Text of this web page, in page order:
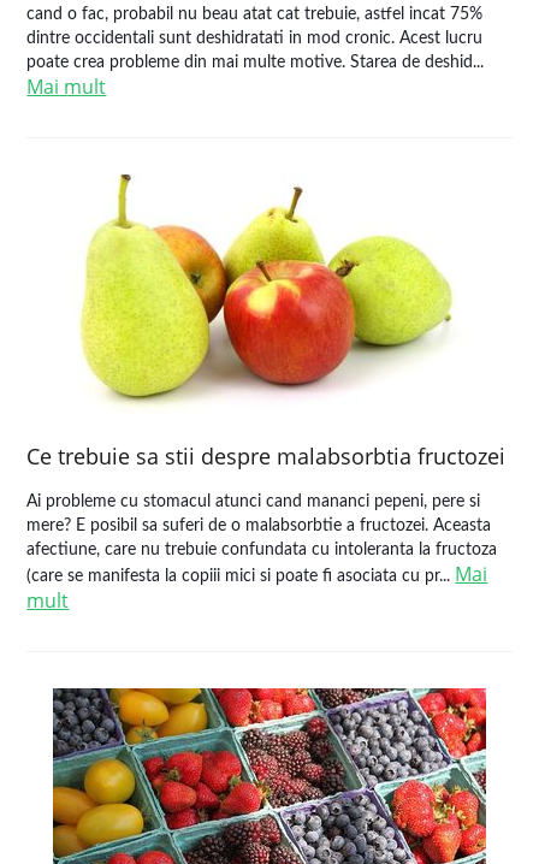
cand o fac, probabil nu beau atat cat trebuie, astfel incat 75%
dintre occidentali sunt deshidratati in mod cronic. Acest lucru
poate crea probleme din mai multe motive. Starea de deshid...
Mai mult
Ce trebuie sa stii despre malabsorbtia fructozei
Ai probleme cu stomacul atunci cand mananci pepeni, pere si
mere? E posibil sa suferi de o malabsorbtie a fructozei. Aceasta
afectiune, care nu trebuie confundata cu intoleranta la fructoza
(care se manifesta la copiii mici si poate fi asociata cu pr... Mai
mult